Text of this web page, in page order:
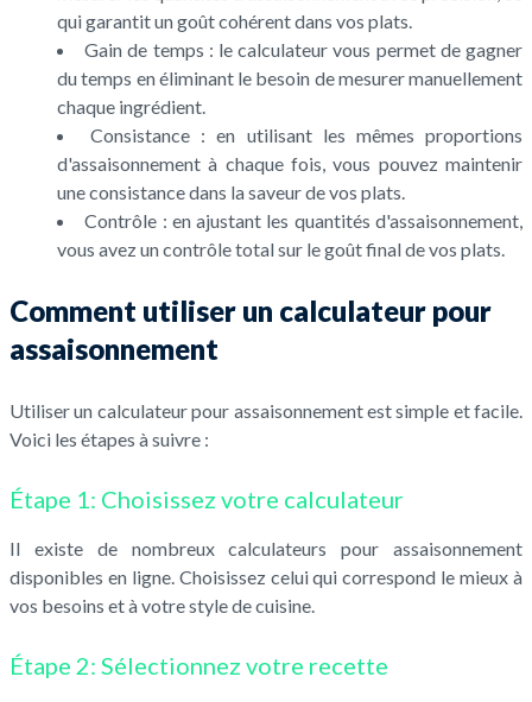
qui garantit un goût cohérent dans vos plats.
Gain de temps : le calculateur vous permet de gagner
du temps en éliminant le besoin de mesurer manuellement
chaque ingrédient.
Consistance : en utilisant les mêmes proportions
d'assaisonnement à chaque fois, vous pouvez maintenir
une consistance dans la saveur de vos plats.
Contrôle : en ajustant les quantités d'assaisonnement,
vous avez un contrôle total sur le goût final de vos plats.
Comment utiliser un calculateur pour
assaisonnement
Utiliser un calculateur pour assaisonnement est simple et facile.
Voici les étapes à suivre :
Étape 1: Choisissez votre calculateur
Il existe de nombreux calculateurs pour assaisonnement
disponibles en ligne. Choisissez celui qui correspond le mieux à
vos besoins et à votre style de cuisine.
Étape 2: Sélectionnez votre recette